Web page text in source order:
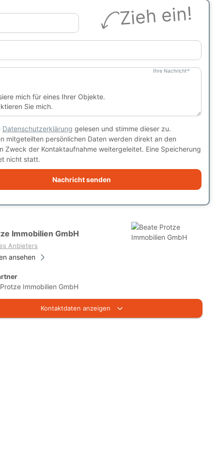
Zieh ein!
Ihre Nachricht*
Datenschutzerklärung gelesen und stimme dieser zu.
mitgeteilten persönlichen Daten werden direkt an den
Zweck der Kontaktaufnahme weitergeleitet. Eine Speicherung
nicht statt.
Nachricht senden
Immobilien GmbH
Anbieters
ansehen
Immobilien GmbH
Kontaktdaten anzeigen